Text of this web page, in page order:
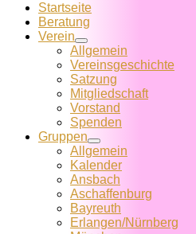
Startseite
Beratung
Verein
Allgemein
Vereins­geschichte
Satzung
Mitglied­schaft
Vorstand
Spenden
Gruppen
Allgemein
Kalender
Ansbach
Aschaffenburg
Bayreuth
Erlangen/Nürnberg